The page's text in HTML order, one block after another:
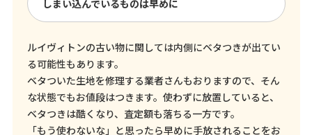
しまい込んでいるものは早めに
ルイヴィトンの古い物に関しては内側にベタつきが出てい
る可能性もあります。
ベタついた生地を修理する業者さんもおりますので、そん
な状態でもお値段はつきます。使わずに放置していると、
ベタつきは酷くなり、査定額も落ちる一方です。
「もう使わないな」と思ったら早めに手放されることをお